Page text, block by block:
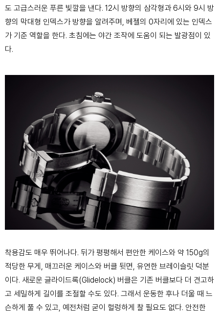
도 고급스러운 푸른 빛깔을 낸다. 12시 방향의 삼각형과 6시와 9시 방
향의 막대형 인덱스가 방향을 알려주며, 베젤의 0자리에 있는 인덱스
가 기준 역할을 한다. 초침에는 야간 조작에 도움이 되는 발광점이 있
다.
착용감도 매우 뛰어나다. 뒤가 평평해서 편안한 케이스와 약 150g의
적당한 무게, 매끄러운 케이스와 버클 뒷면, 유연한 브레이슬릿 덕분
이다. 새로운 글라이드록(Glidelock) 버클은 기존 버클보다 더 견고하
고 세밀하게 길이를 조절할 수도 있다. 그래서 운동한 후나 더울 때 느
슨하게 풀 수 있고, 예전처럼 굳이 헐렁하게 찰 필요도 없다. 안전한